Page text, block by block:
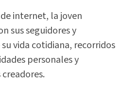
internet, la joven
sus seguidores y
vida cotidiana, recorridos
personales y